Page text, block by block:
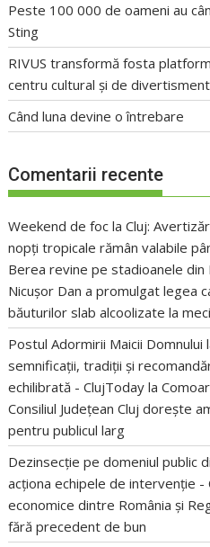
Peste 100 000 de oameni au
Sting
RIVUS transformă fosta
centru cultural și de
Când luna devine o întrebare
Comentarii recente
Weekend de foc la Cluj:
nopți tropicale rămân valabile
Berea revine pe stadioanele din
Nicușor Dan a promulgat legea
băuturilor slab alcoolizate la
Postul Adormirii Maicii Domnului
semnificații, tradiții și
echilibrată - ClujToday la
Consiliul Județean Cluj dorește
pentru publicul larg
Dezinsecție pe domeniul public
acționa echipele de intervenție -
economice dintre România și
fără precedent de bun